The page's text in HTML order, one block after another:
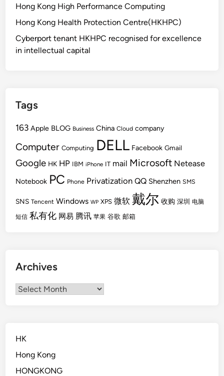
Hong Kong High Performance Computing
Hong Kong Health Protection Centre(HKHPC)
Cyberport tenant HKHPC recognised for excellence
in intellectual capital
Tags
163 Apple BLOG Business China Cloud company
Computer Computing DELL Facebook Gmail
Google HK HP IBM iPhone IT mail Microsoft Netease
Notebook PC Phone Privatization QQ Shenzhen SMS
SNS Tencent Windows WP XPS 微软 戴尔 收购 深圳 电脑
短信 私有化 网易 腾讯 苹果 谷歌 邮箱
Archives
Archives
HK
Hong Kong
HONGKONG